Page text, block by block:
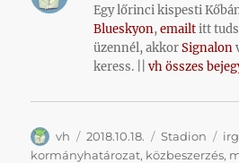
Egy lőrinci kispesti
Blueskyon,emailtitt
üzennél, akkorSignalon
keress. ||vh összes
Szerző
vh Közzétéve
2018.10.18. Kategória
Stadion
kormányhatározat, közbeszerzés,